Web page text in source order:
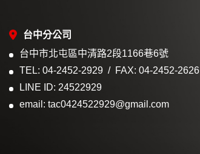
台中分公司
台中市北屯區中清路2段1166巷6號
TEL: 04-2452-2929
FAX: 04-2452-2626
LINE ID: 24522929
email: tac0424522929@gmail.com